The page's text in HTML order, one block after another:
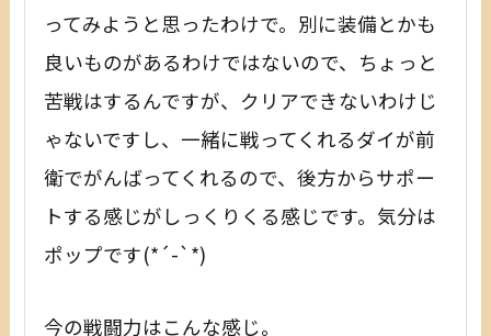
ってみようと思ったわけで。別に装備とかも
良いものがあるわけではないので、ちょっと
苦戦はするんですが、クリアできないわけじ
ゃないですし、一緒に戦ってくれるダイが前
衛でがんばってくれるので、後方からサポー
トする感じがしっくりくる感じです。気分は
ポップです(*´-`*)
今の戦闘力はこんな感じ。